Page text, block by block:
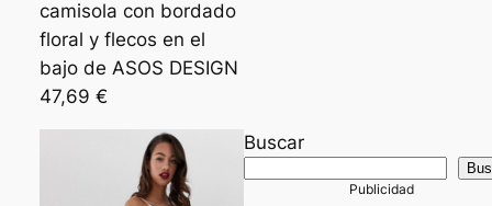
camisola con bordado
floral y flecos en el
bajo de ASOS DESIGN
47,69 €
Buscar